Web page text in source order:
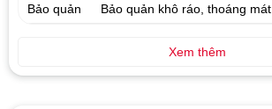
Bảo quản Bảo quản khô ráo, thoáng mát
Xem thêm